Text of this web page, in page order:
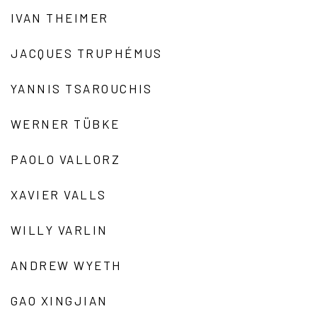
IVAN THEIMER
JACQUES TRUPHÉMUS
YANNIS TSAROUCHIS
WERNER TÜBKE
PAOLO VALLORZ
XAVIER VALLS
WILLY VARLIN
ANDREW WYETH
GAO XINGJIAN